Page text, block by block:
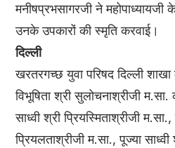
मनीषप्रभसागरजी ने
उनके उपकारों की स्मृति करवाई।
दिल्ली
खरतरगच्छ युवा परिषद दिल्ली
विभूषिता श्री सुलोचनाश्रीजी म.सा.
साध्वी श्री प्रियस्मिताश्रीजी म.सा.,
प्रियलताश्रीजी म.सा., पूज्या